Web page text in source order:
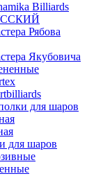
Billiards
Рябова
Якубовича
для шаров
для шаров